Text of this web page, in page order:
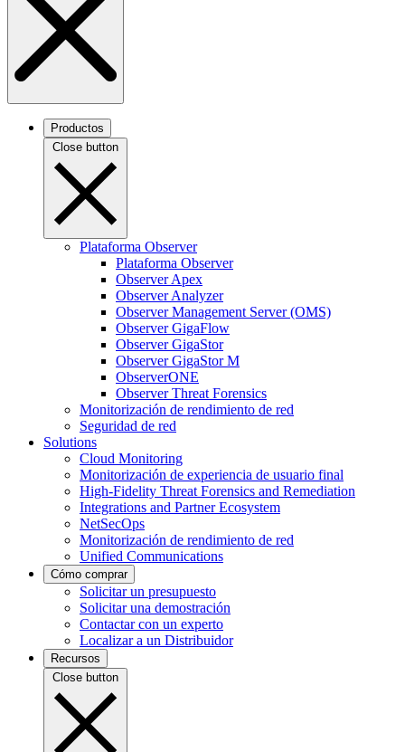
Productos
Close button
Plataforma Observer
Plataforma Observer
Observer Apex
Observer Analyzer
Observer Management Server (OMS)
Observer GigaFlow
Observer GigaStor
Observer GigaStor M
ObserverONE
Observer Threat Forensics
Monitorización de rendimiento de red
Seguridad de red
Solutions
Cloud Monitoring
Monitorización de experiencia de usuario final
High-Fidelity Threat Forensics and Remediation
Integrations and Partner Ecosystem
NetSecOps
Monitorización de rendimiento de red
Unified Communications
Cómo comprar
Solicitar un presupuesto
Solicitar una demostración
Contactar con un experto
Localizar a un Distribuidor
Recursos
Close button